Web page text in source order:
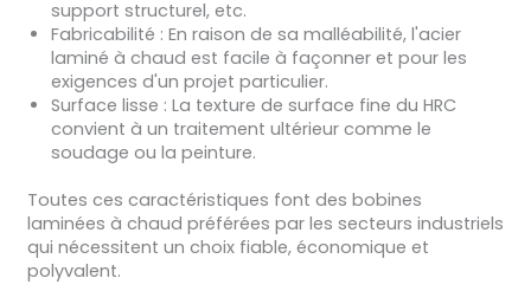
support structurel, etc.
Fabricabilité : En raison de sa malléabilité, l'acier
laminé à chaud est facile à façonner et pour les
exigences d'un projet particulier.
Surface lisse : La texture de surface fine du HRC
convient à un traitement ultérieur comme le
soudage ou la peinture.
Toutes ces caractéristiques font des bobines
laminées à chaud préférées par les secteurs industriels
qui nécessitent un choix fiable, économique et
polyvalent.